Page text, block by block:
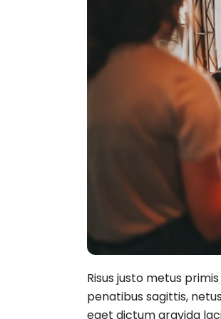
Risus justo metus
penatibus sagittis,
eget dictum gravida